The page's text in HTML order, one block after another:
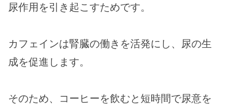
尿作用を引き起こすためです。
カフェインは腎臓の働きを活発にし、尿の生
成を促進します。
そのため、コーヒーを飲むと短時間で尿意を